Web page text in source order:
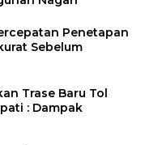
Penetapan
Sebelum
Trase Baru Tol
: Dampak